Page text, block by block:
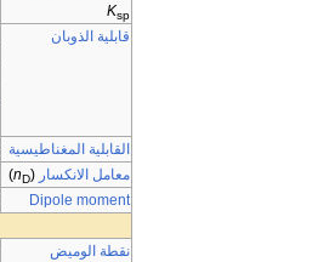
Ksp
قابلية الذوبان
القابلية المغناطيسية
معامل الانكسار (
nD
)
Dipole moment
نقطة الوميض